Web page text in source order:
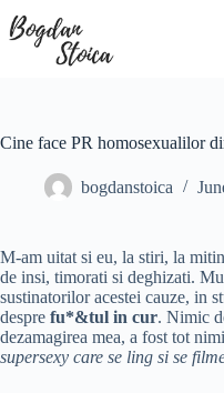
to
content
Cine face PR homosexualilor
bogdanstoica
M-am uitat si eu, la stiri, la
de insi, timorati si deghizati.
sustinatorilor acestei cauze, in
despre fu*&tul in cur. Nimic
dezamagirea mea, a fost tot
supersexy care se ling si se